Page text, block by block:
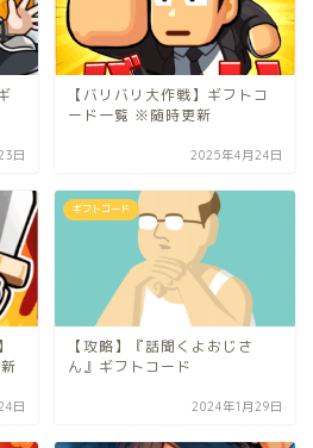
日
【バリバリ大作戦】ギフトコ
ード一覧 ※随時更新
2025年4月24日
日
ギフトコード
【攻略】『話聞くよおじさ
ん』ギフトコード
2024年1月29日